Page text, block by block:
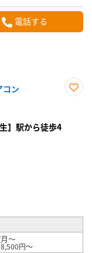
電話する
コン
】駅から徒歩4
～
円～